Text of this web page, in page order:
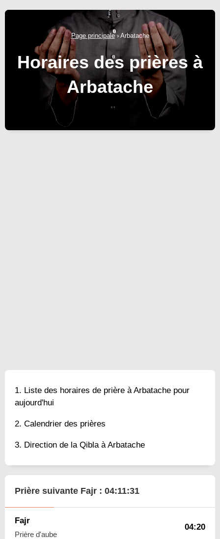
Page principale› Arbatache
Horaires des prières à
Arbatache
Liste des horaires de prière à Arbatache pour
aujourd'hui
Calendrier des prières
Direction de la Qibla à Arbatache
Prière suivante Fajr : 04:11:30
Fajr
Prière d'aube
04:20